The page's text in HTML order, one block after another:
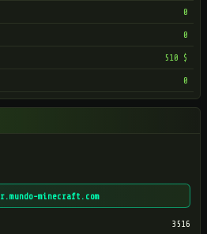
minecraft.com
3516
0
0
510 $
0